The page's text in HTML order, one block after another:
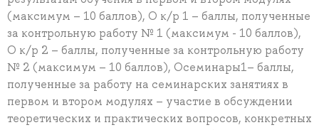
(максимум – 10 баллов), О к/р 1 – баллы, полученные
за контрольную работу № 1 (максимум - 10 баллов),
О к/р 2 – баллы, полученные за контрольную работу
№ 2 (максимум – 10 баллов), Осеминары1– баллы,
полученные за работу на семинарских занятиях в
первом и втором модулях – участие в обсуждении
теоретических и практических вопросов, конкретных